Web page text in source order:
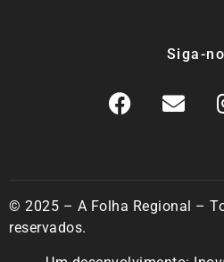
Siga-
© 2025 – A Folha Regional –
reservados.